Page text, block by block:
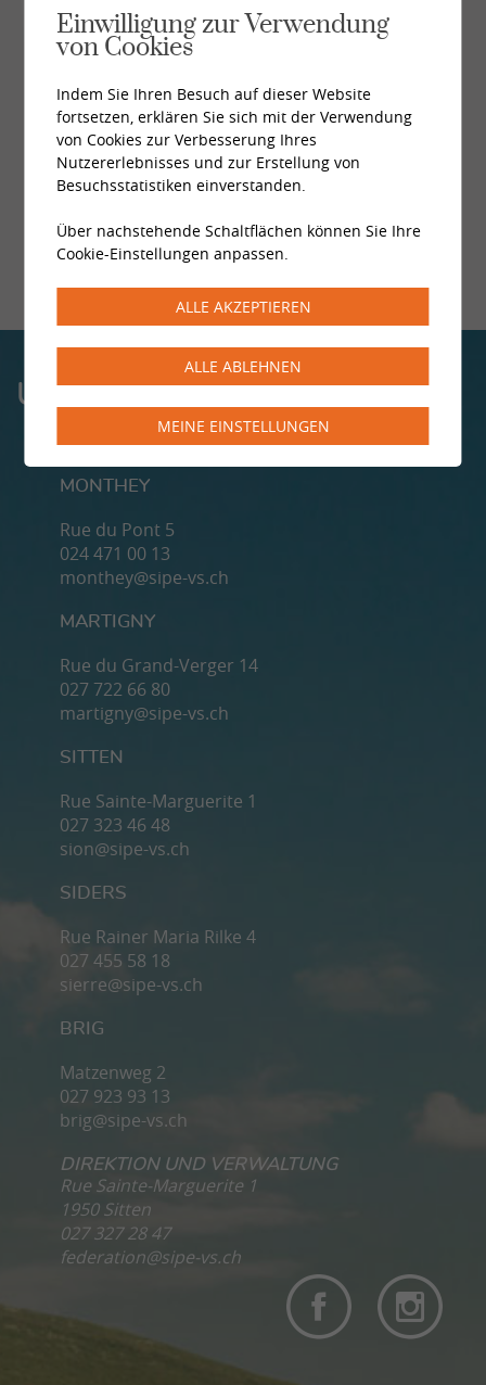
Verbindung im Alltag lebendig bleiben.
Donnerstag, 03. September 2026
Alle News
UNSERE ZENTREN
MONTHEY
Rue du Pont 5
024 471 00 13
monthey@sipe-vs.ch
MARTIGNY
Rue du Grand-Verger 14
027 722 66 80
martigny@sipe-vs.ch
SITTEN
Rue Sainte-Marguerite 1
027 323 46 48
sion@sipe-vs.ch
SIDERS
Rue Rainer Maria Rilke 4
027 455 58 18
sierre@sipe-vs.ch
BRIG
Matzenweg 2
027 923 93 13
brig@sipe-vs.ch
DIREKTION UND VERWALTUNG
Rue Sainte-Marguerite 1
1950 Sitten
027 327 28 47
federation@sipe-vs.ch
Einwilligung zur Verwendung
von Cookies
Indem Sie Ihren Besuch auf dieser Website
fortsetzen, erklären Sie sich mit der Verwendung
von Cookies zur Verbesserung Ihres
Nutzererlebnisses und zur Erstellung von
Besuchsstatistiken einverstanden.
Über nachstehende Schaltflächen können Sie Ihre
Cookie-Einstellungen anpassen.
ALLE AKZEPTIEREN
ALLE ABLEHNEN
MEINE EINSTELLUNGEN